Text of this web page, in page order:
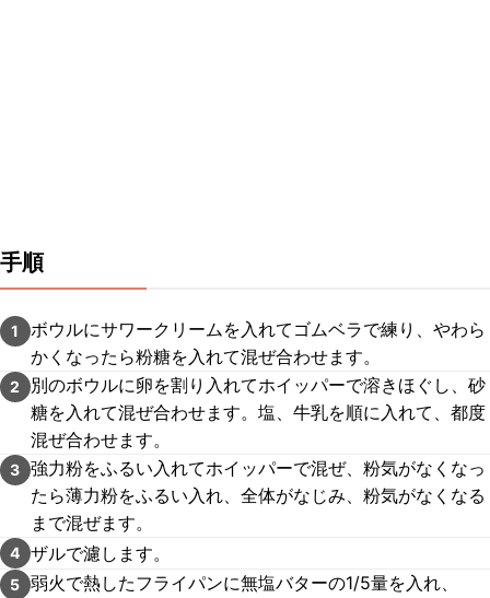
手順
1
ボウルにサワークリームを入れてゴムベラで練り、やわら
かくなったら粉糖を入れて混ぜ合わせます。
2
別のボウルに卵を割り入れてホイッパーで溶きほぐし、砂
糖を入れて混ぜ合わせます。塩、牛乳を順に入れて、都度
混ぜ合わせます。
3 強力粉をふるい入れてホイッパーで混ぜ、粉気がなくなっ
たら薄力粉をふるい入れ、全体がなじみ、粉気がなくなる
まで混ぜます。
4 ザルで濾します。
5 弱火で熱したフライパンに無塩バターの1/5量を入れ、